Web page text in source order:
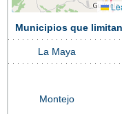
Municipios que
La Maya
Montejo